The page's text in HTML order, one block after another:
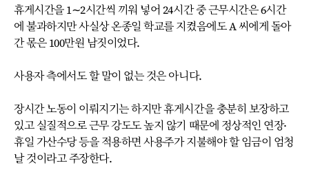
휴게시간을 1∼2시간씩 끼워 넣어 24시간 중 근무시간은 6시간
에 불과하지만 사실상 온종일 학교를 지켰음에도 A 씨에게 돌아
간 몫은 100만원 남짓이었다.
사용자 측에서도 할 말이 없는 것은 아니다.
장시간 노동이 이뤄지기는 하지만 휴게시간을 충분히 보장하고
있고 실질적으로 근무 강도도 높지 않기 때문에 정상적인 연장·
휴일 가산수당 등을 적용하면 사용주가 지불해야 할 임금이 엄청
날 것이라고 주장한다.